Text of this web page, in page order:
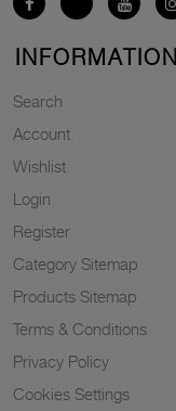
INFORMATION
Search
Account
Wishlist
Login
Register
Category Sitemap
Products Sitemap
Terms & Conditions
Privacy Policy
Cookies Settings